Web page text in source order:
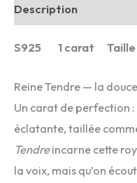
Description
S925 1 carat Taille
Reine Tendre — la
Un carat de perfection
éclatante, taillée
Tendreincarne cette
la voix, mais qu’on